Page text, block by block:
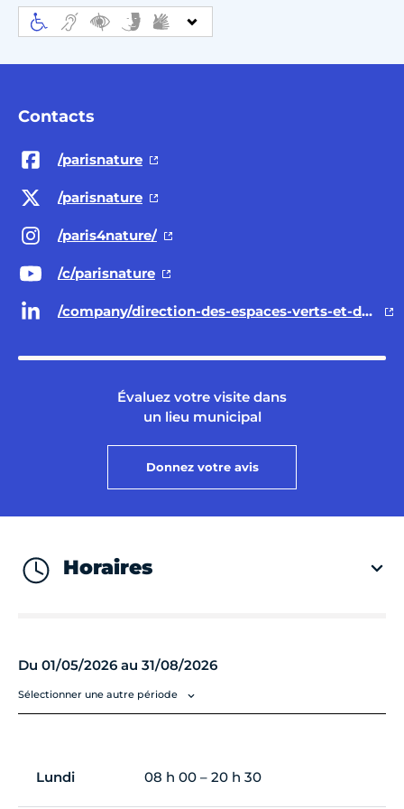
Contacts
/parisnature
/parisnature
/paris4nature/
/c/parisnature
/company/direction-des-espaces-verts-et-de-l-environnement-ville-de-paris/
Évaluez votre visite dans
un lieu municipal
Donnez votre avis
Horaires
Du 01/05/2026 au 31/08/2026
Sélectionner une autre période
Lundi 08 h 00 – 20 h 30